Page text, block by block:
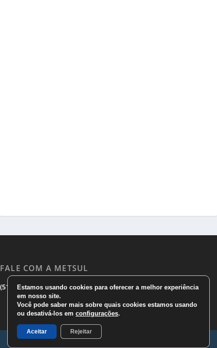
FALE COM A METSUL
(51) 3533 1983|(51)3785 7752| comercial@metsul.com
Estamos usando cookies para oferecer a melhor experiência
em nosso site.
Você pode saber mais sobre quais cookies estamos usando
ou desativá-los em configurações.
Aceitar Rejeitar